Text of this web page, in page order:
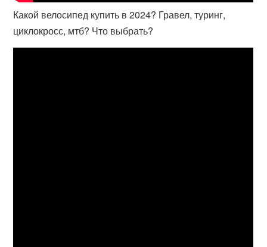
Какой велосипед купить в 2024? Гравел, туринг,
циклокросс, мтб? Что выбрать?